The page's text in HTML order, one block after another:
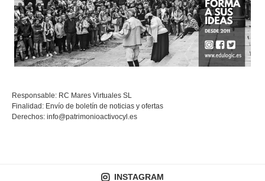
Responsable: RC Mares Virtuales SL
Finalidad: Envío de boletín de noticias y ofertas
Derechos: info@patrimonioactivocyl.es
INSTAGRAM